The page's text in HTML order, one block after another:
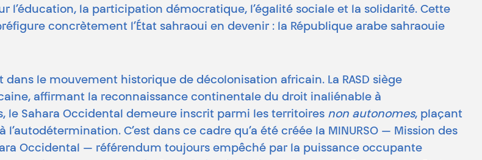
l’éducation, la participation démocratique, l’égalité sociale et la solidarité. Cette
concrètement l’État sahraoui en devenir : la République arabe sahraouie
le mouvement historique de décolonisation africain. La RASD siège
affirmant la reconnaissance continentale du droit inaliénable à
le Sahara Occidental demeure inscrit parmi les territoires non autonomes, plaçant
l’autodétermination. C’est dans ce cadre qu’a été créée la MINURSO — Mission des
Occidental — référendum toujours empêché par la puissance occupante